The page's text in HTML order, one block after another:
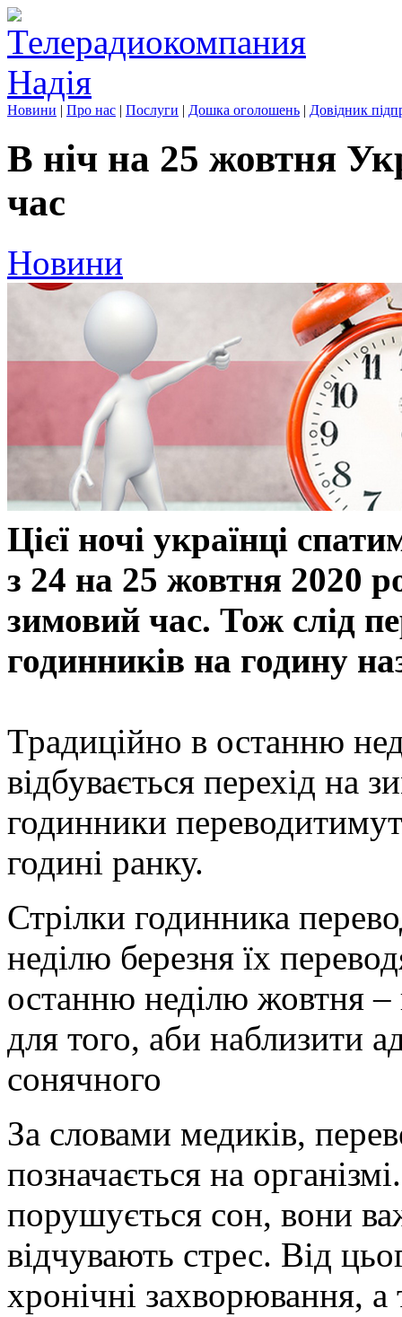
Новини | Про нас | Послуги | Дошка оголошень | Довідник
В ніч на 25 жовтня
час
Новини
Цієї ночі українці
з 24 на 25 жовтня 2020
зимовий час. Тож слід
годинників на годину
Традиційно в останню
відбувається перехід на
годинники
годині ранку.
Стрілки годинника
неділю березня їх
останню неділю жовтня –
для того, аби наблизити
сонячного
За словами медиків,
позначається на
порушується сон, вони
відчувають стрес. Від
хронічні захворювання, а